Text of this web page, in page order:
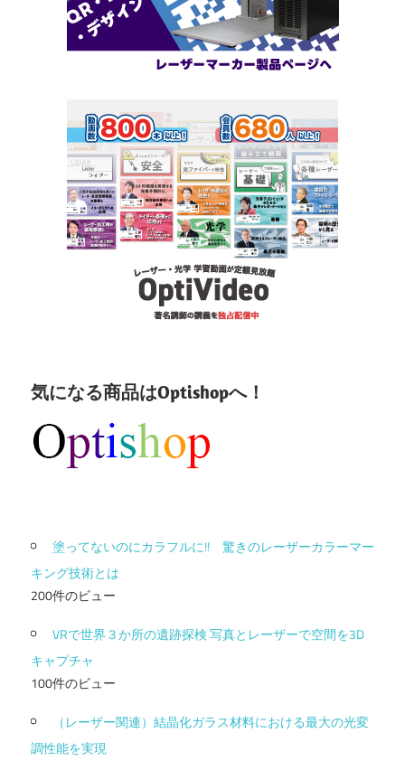
気になる商品はOptishopへ！
塗ってないのにカラフルに!! 驚きのレーザーカラーマー
キング技術とは
200件のビュー
VRで世界３か所の遺跡探検 写真とレーザーで空間を3D
キャプチャ
100件のビュー
（レーザー関連）結晶化ガラス材料における最大の光変
調性能を実現